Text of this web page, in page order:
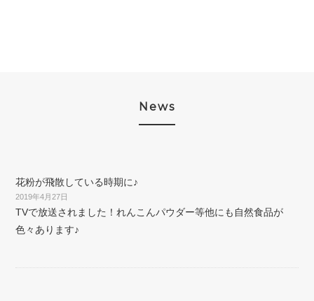
News
花粉が飛散している時期に♪
2019年4月27日
TVで放送されました！れんこんパウダー等他にも自然食品が
色々あります♪